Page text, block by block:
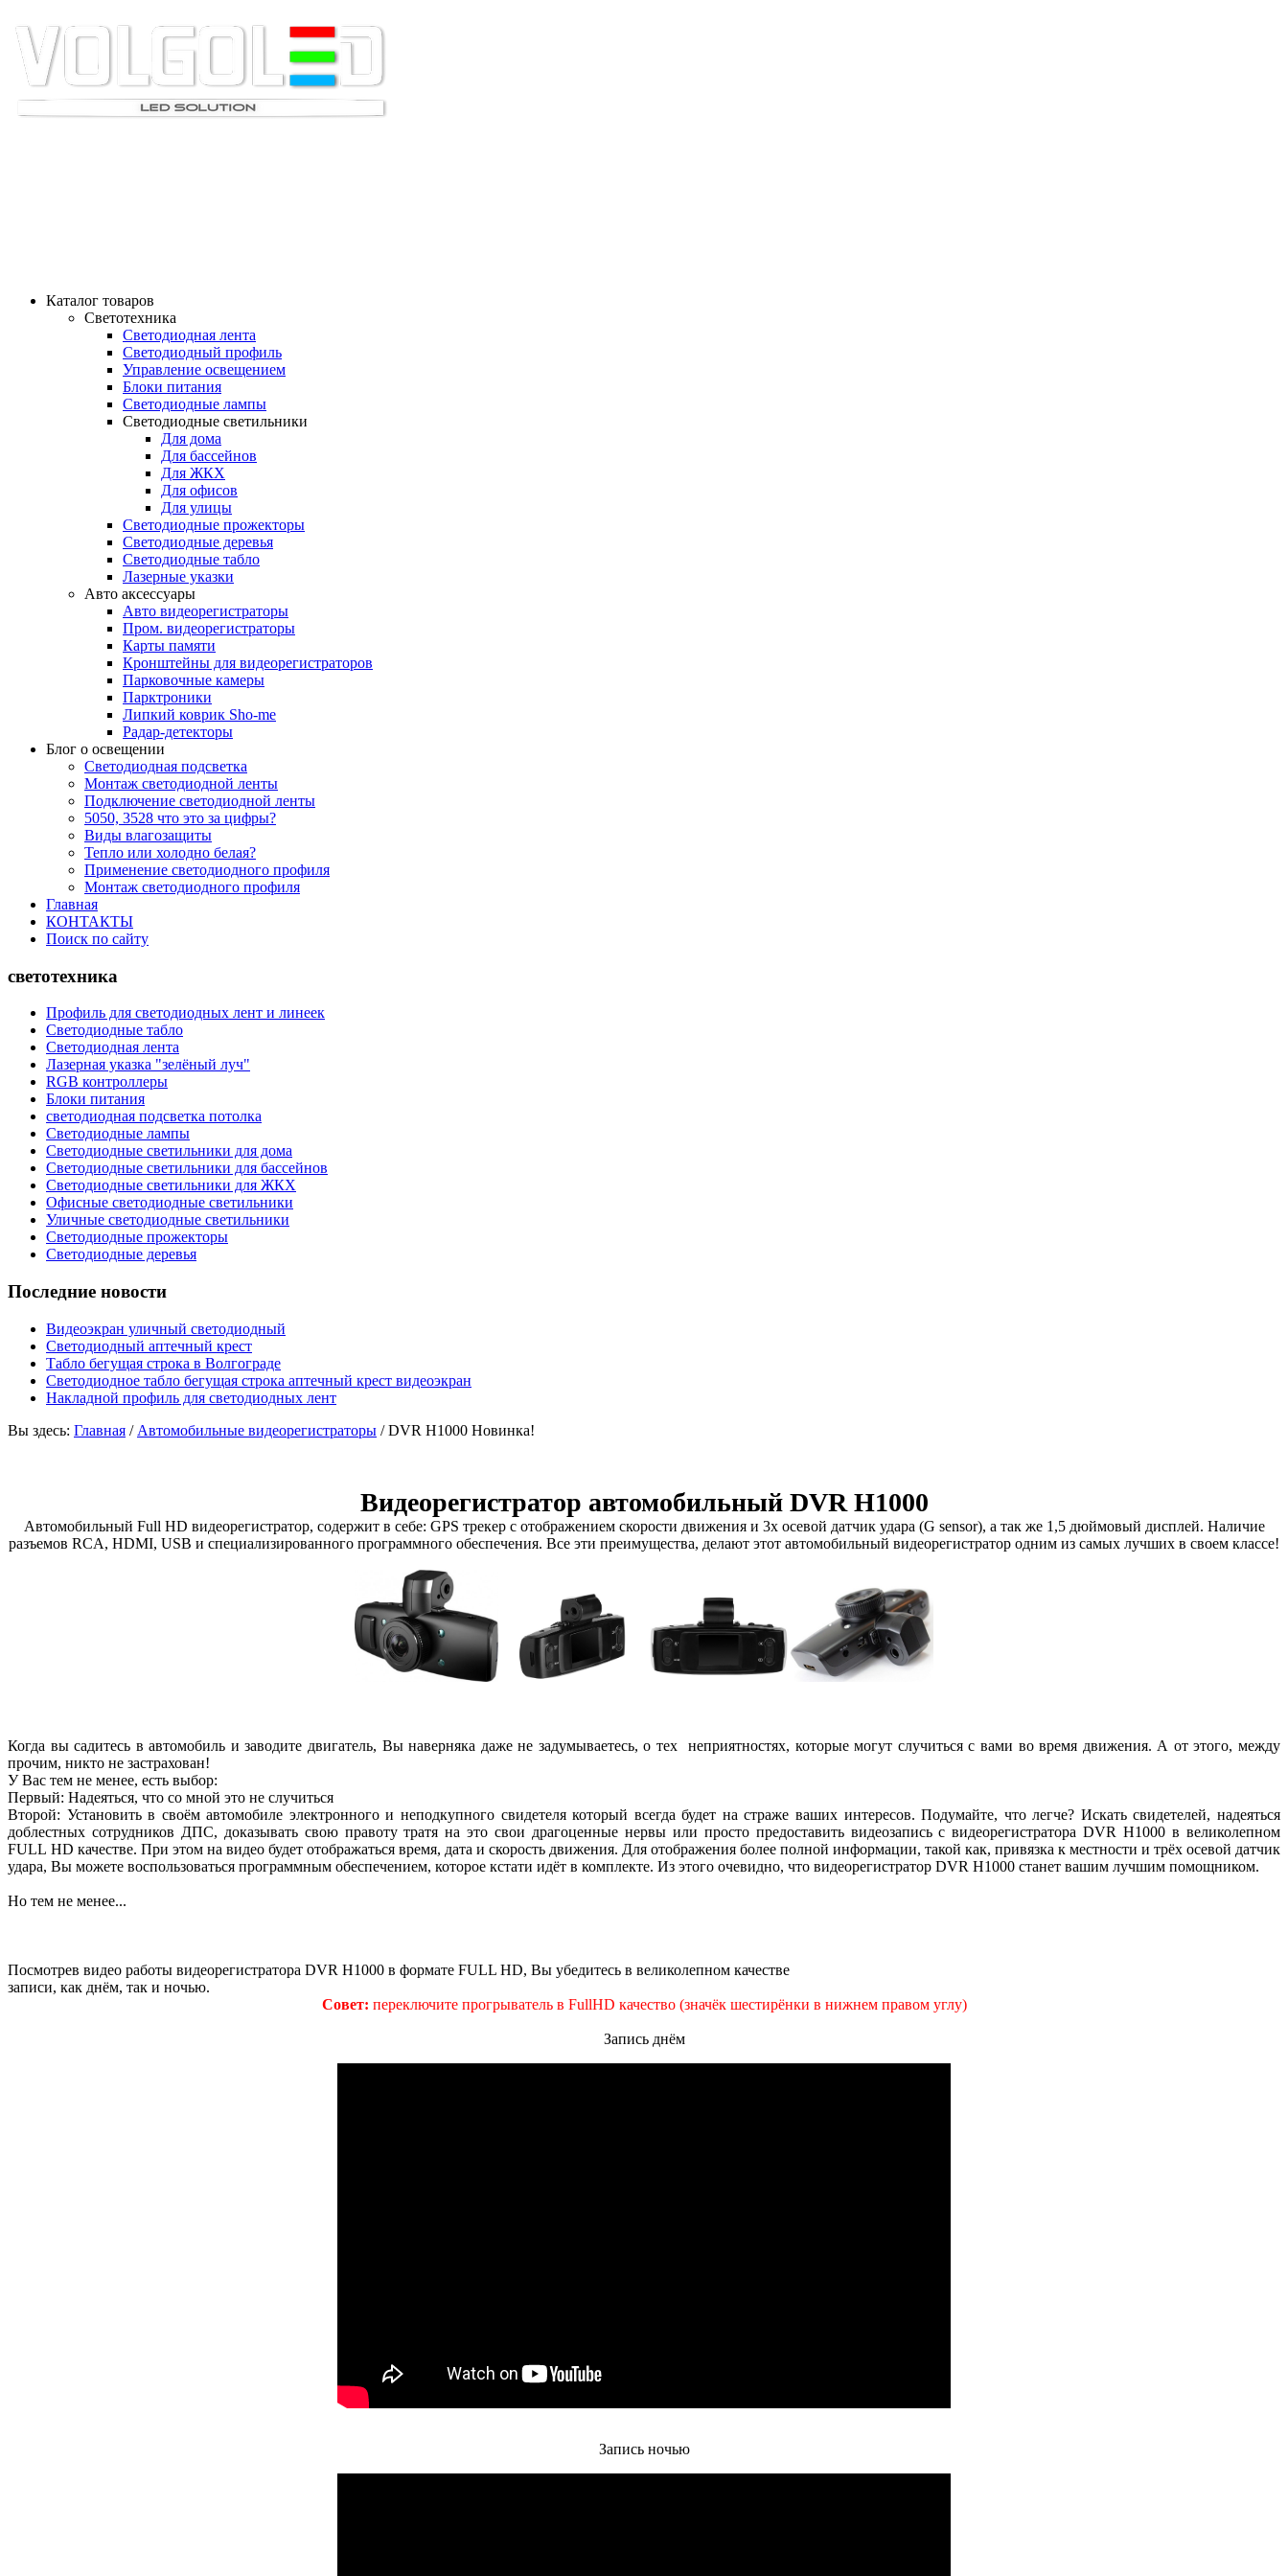
Каталог товаров
Светотехника
Светодиодная лента
Светодиодный профиль
Управление освещением
Блоки питания
Светодиодные лампы
Светодиодные светильники
Для дома
Для бассейнов
Для ЖКХ
Для офисов
Для улицы
Светодиодные прожекторы
Светодиодные деревья
Светодиодные табло
Лазерные указки
Авто аксессуары
Авто видеорегистраторы
Пром. видеорегистраторы
Карты памяти
Кронштейны для видеорегистраторов
Парковочные камеры
Парктроники
Липкий коврик Sho-me
Радар-детекторы
Блог о освещении
Светодиодная подсветка
Монтаж светодиодной ленты
Подключение светодиодной ленты
5050, 3528 что это за цифры?
Виды влагозащиты
Тепло или холодно белая?
Применение светодиодного профиля
Монтаж светодиодного профиля
Главная
КОНТАКТЫ
Поиск по сайту
светотехника
Профиль для светодиодных лент и линеек
Светодиодные табло
Светодиодная лента
Лазерная указка "зелёный луч"
RGB контроллеры
Блоки питания
светодиодная подсветка потолка
Светодиодные лампы
Светодиодные светильники для дома
Светодиодные светильники для бассейнов
Светодиодные светильники для ЖКХ
Офисные светодиодные светильники
Уличные светодиодные светильники
Светодиодные прожекторы
Светодиодные деревья
Последние новости
Видеоэкран уличный светодиодный
Светодиодный аптечный крест
Табло бегущая строка в Волгограде
Светодиодное табло бегущая строка аптечный крест видеоэкран
Накладной профиль для светодиодных лент
Вы здесь: Главная / Автомобильные видеорегистраторы /DVR H1000 Новинка!
Видеорегистратор автомобильный DVR H1000
Автомобильный Full HD видеорегистратор, содержит в себе: GPS трекер с отображением скорости движения и 3х осевой датчик удара (G sensor), а так же 1,5 дюймовый дисплей. Наличие
разъемов RCA, HDMI, USB и специализированного программного обеспечения. Все эти преимущества, делают этот автомобильный видеорегистратор одним из самых лучших в своем классе!
Когда вы садитесь в автомобиль и заводите двигатель, Вы наверняка даже не задумываетесь, о тех неприятностях, которые могут случиться с вами во время движения. А от этого, между
прочим, никто не застрахован!
У Вас тем не менее, есть выбор:
Первый: Надеяться, что со мной это не случиться
Второй: Установить в своём автомобиле электронного и неподкупного свидетеля который всегда будет на страже ваших интересов. Подумайте, что легче? Искать свидетелей, надеяться
доблестных сотрудников ДПС, доказывать свою правоту тратя на это свои драгоценные нервы или просто предоставить видеозапись с видеорегистратора DVR H1000 в великолепном
FULL HD качестве. При этом на видео будет отображаться время, дата и скорость движения. Для отображения более полной информации, такой как, привязка к местности и трёх осевой датчик
удара, Вы можете воспользоваться программным обеспечением, которое кстати идёт в комплекте. Из этого очевидно, что видеорегистратор DVR H1000 станет вашим лучшим помощником.
Но тем не менее...
Посмотрев видео работы видеорегистратора DVR H1000 в формате FULL HD, Вы убедитесь в великолепном качестве
записи, как днём, так и ночью.
Совет: переключите прогрыватель в FullHD качество (значёк шестирёнки в нижнем правом углу)
Запись днём
Запись ночью